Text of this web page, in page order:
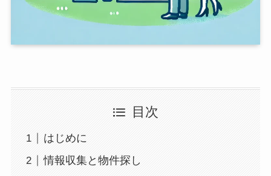
目次
はじめに
情報収集と物件探し